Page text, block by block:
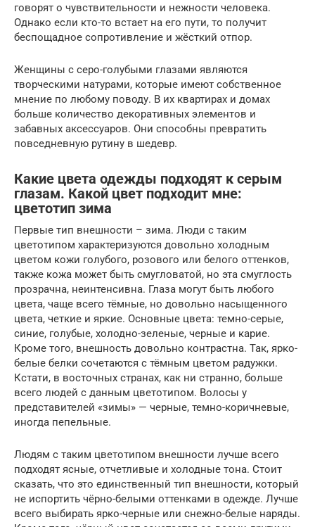
говорят о чувствительности и нежности человека.
Однако если кто-то встает на его пути, то получит
беспощадное сопротивление и жёсткий отпор.
Женщины с серо-голубыми глазами являются
творческими натурами, которые имеют собственное
мнение по любому поводу. В их квартирах и домах
больше количество декоративных элементов и
забавных аксессуаров. Они способны превратить
повседневную рутину в шедевр.
Какие цвета одежды подходят к серым
глазам. Какой цвет подходит мне:
цветотип зима
Первые тип внешности – зима. Люди с таким
цветотипом характеризуются довольно холодным
цветом кожи голубого, розового или белого оттенков,
также кожа может быть смугловатой, но эта смуглость
прозрачна, неинтенсивна. Глаза могут быть любого
цвета, чаще всего тёмные, но довольно насыщенного
цвета, четкие и яркие. Основные цвета: темно-серые,
синие, голубые, холодно-зеленые, черные и карие.
Кроме того, внешность довольно контрастна. Так, ярко-
белые белки сочетаются с тёмным цветом радужки.
Кстати, в восточных странах, как ни странно, больше
всего людей с данным цветотипом. Волосы у
представителей «зимы» — черные, темно-коричневые,
иногда пепельные.
Людям с таким цветотипом внешности лучше всего
подходят ясные, отчетливые и холодные тона. Стоит
сказать, что это единственный тип внешности, который
не испортить чёрно-белыми оттенками в одежде. Лучше
всего выбирать ярко-черные или снежно-белые наряды.